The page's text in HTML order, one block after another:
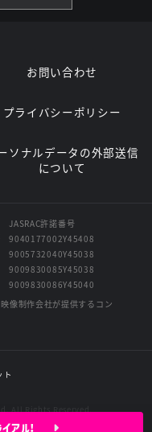
イアル!
お問い合わせ
プライバシーポリシー
ソナルデータの外部送信
について
JASRAC許諾番号
9040177002Y45408
9005732040Y45038
9009830085Y45038
9009830086Y45040
像制作会社が提供するコン
All Rights Reserved.